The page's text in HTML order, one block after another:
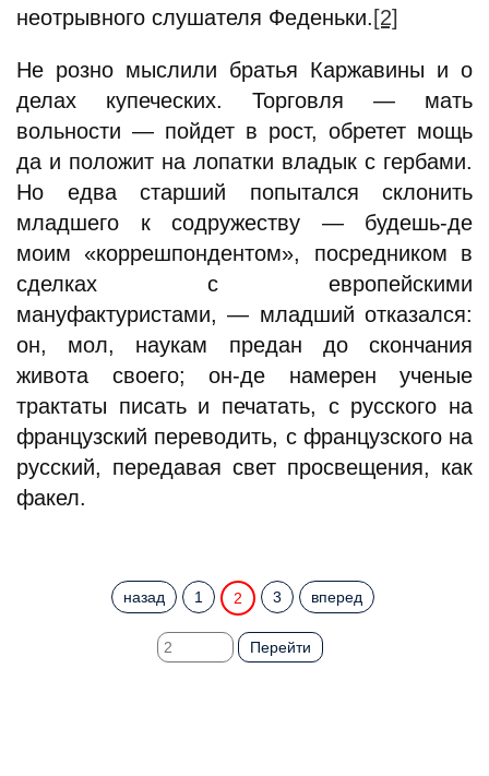
неотрывного слушателя Феденьки. [2]
Не розно мыслили братья Каржавины и о
делах купеческих. Торговля — мать
вольности — пойдет в рост, обретет мощь
да и положит на лопатки владык с гербами.
Но едва старший попытался склонить
младшего к содружеству — будешь-де
моим «коррешпондентом», посредником в
сделках с европейскими
мануфактуристами, — младший отказался:
он, мол, наукам предан до скончания
живота своего; он-де намерен ученые
трактаты писать и печатать, с русского на
французский переводить, с французского на
русский, передавая свет просвещения, как
факел.
назад 1 2 3 вперед
Перейти